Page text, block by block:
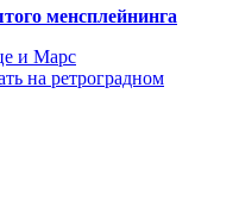
менсплейнинга
и Марс
на ретроградном